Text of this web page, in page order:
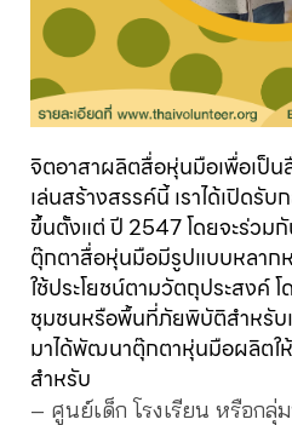
จิตอาสาผลิตสื่อหุ่นมือเพื่อเป็น
เล่นสร้างสรรค์นี้ เราได้เปิดรั
ขึ้นตั้งแต่ ปี 2547 โดยจะร่ว
ตุ๊กตาสื่อหุ่นมือมีรูปแบบหลาก
ใช้ประโยชน์ตามวัตถุประสงค์ โ
ชุมชนหรือพื้นที่ภัยพิบัติสำหรับ
มาได้พัฒนาตุ๊กตาหุ่นมือผลิตให้
สำหรับ
– ศูนย์เด็ก โรงเรียน หรือกลุ่